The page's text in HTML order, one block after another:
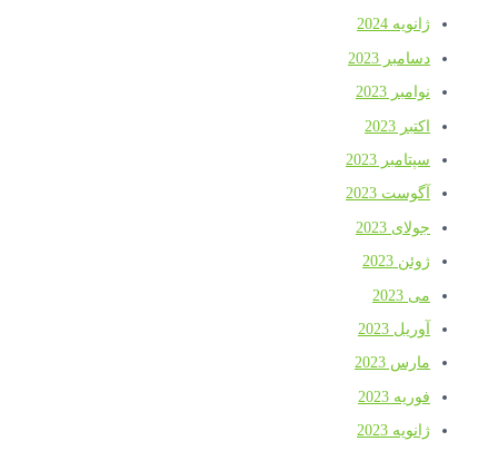
ژانویه 2024
دسامبر 2023
نوامبر 2023
اکتبر 2023
سپتامبر 2023
آگوست 2023
جولای 2023
ژوئن 2023
می 2023
آوریل 2023
مارس 2023
فوریه 2023
ژانویه 2023